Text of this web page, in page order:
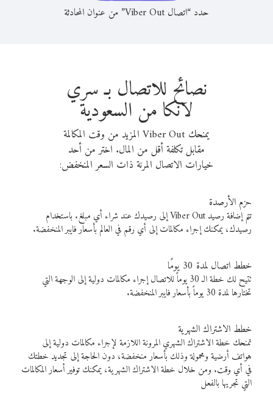
حدد “اتصال Viber Out” من عنوان المحادثة
نصائح للاتصال بـ سري
لانكا من السعودية
يمنحك Viber Out المزيد من وقت المكالمة
مقابل تكلفة أقل من المال. اختر من أحد
خيارات الاتصال المرنة ذات السعر المنخفض:
حزم الأرصدة
تتم إضافة رصيد Viber Out إلى رصيدك عند شراء أي مبلغ. باستخدام
رصيدك، يمكنك إجراء مكالمات إلى أي رقم في العالم بأسعار فايبر المنخفضة.
خطط اتصال لمدة 30 يومًا
تتيح لك خطة الـ 30 يوماً للاتصال إجراء مكالمات دولية إلى الوجهة التي
تختارها لمدة 30 يوماً بأسعار فايبر المنخفضة.
خطط الاشتراك الشهرية
تمنحك خطة الاشتراك الشهري المرونة اللازمة لإجراء مكالمات دولية إلى
هواتف أرضية ومحمولة وذلك بأسعار منخفضة، دون الحاجة إلى تجديد خطتك
في أي وقت. ومن خلال خطة الاشتراك الشهرية، يمكنك توفير أسعار المكالمات
التي تجريها بالفعل